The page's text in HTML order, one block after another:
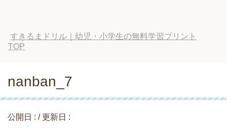
すきるまドリル｜幼児・小学生の無料学習プリント
TOP
nanban_7
公開日 : / 更新日 :